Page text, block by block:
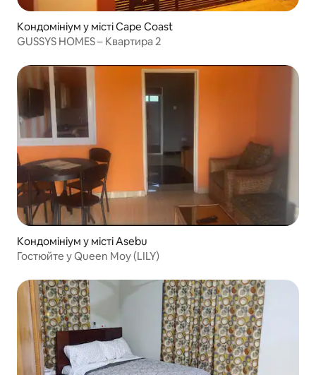
Кондомініум у місті Cape Coast
GUSSYS HOMES – Квартира 2
Кондомініум у місті Asebu
Гостюйте у Queen Moy (LILY)